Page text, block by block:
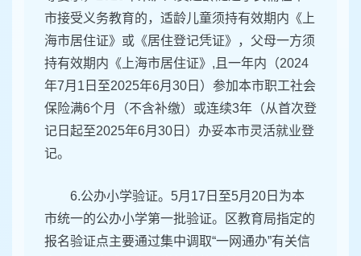
市接受义务教育的，适龄儿童须持有效期内《上
海市居住证》或《居住登记凭证》，父母一方须
持有效期内《上海市居住证》,且一年内（2024
年7月1日至2025年6月30日）参加本市职工社会
保险满6个月（不含补缴）或连续3年（从首次登
记日起至2025年6月30日）办妥本市灵活就业登
记。
6.公办小学验证。5月17日至5月20日为本
市统一的公办小学第一批验证。区教育局指定的
报名验证点主要通过集中调取“一网通办”有关信